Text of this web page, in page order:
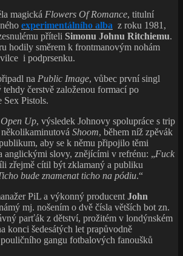
magická Flowers Of Romance, titulní
experimentálního alba z roku 1981,
příteli Simonu Johnu Ritchiemu.
hodily směrem k frontmanovým nohám
i podprsenku.
na Public Image, vůbec první singl
čerstvě založenou formací po
Sex Pistols.
Open Up, výsledek Johnovy spolupráce s trip
několikaminutová Shoom, během níž zpěvák
aby se k němu připojilo těmi
anglickými slovy, znějícími v refrénu: „Fuck
zřejmě cítil být zklamaný a publiku
bude znamenat ticho na pódiu.“
PiL a výkonný producent John
mj. nošením o dvě čísla větších bot zn.
parťák z dětství, prožitém v londýnském
konci šedesátých let prapůvodně
gangu fotbalových fanoušků